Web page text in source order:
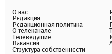
О нас
Редакция
Редакционная политика
О телеканале
Телеведущие
Вакансии
Структура собственности